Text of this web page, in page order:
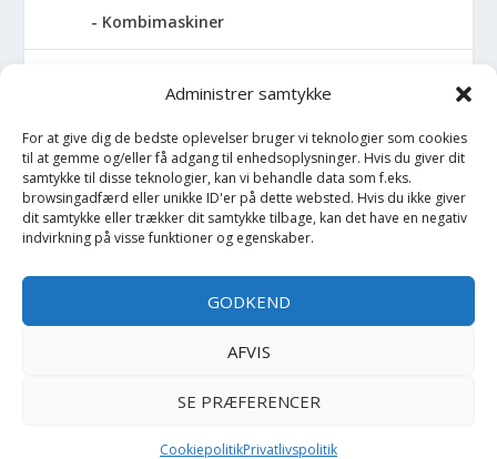
Administrer samtykke
For at give dig de bedste oplevelser bruger vi teknologier som cookies
til at gemme og/eller få adgang til enhedsoplysninger. Hvis du giver dit
samtykke til disse teknologier, kan vi behandle data som f.eks.
browsingadfærd eller unikke ID'er på dette websted. Hvis du ikke giver
dit samtykke eller trækker dit samtykke tilbage, kan det have en negativ
indvirkning på visse funktioner og egenskaber.
GODKEND
AFVIS
SE PRÆFERENCER
CookiepolitikPrivatlivspolitik
Kombimaskiner
Pressemaskiner
Save
Slibemaskiner
Søjlebore- & bænkboremaskiner
Copyright BilligtByg.dk -Cookie politik-Privatlivspolitik